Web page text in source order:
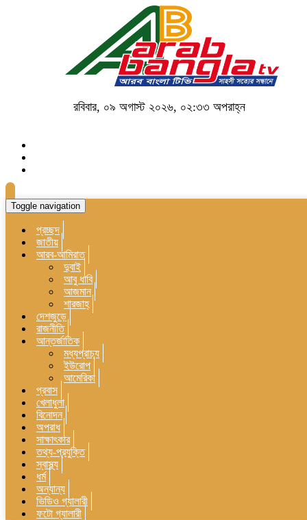
রবিবার, ০৯ অগাস্ট ২০২৬, ০২:৩৩ অপরাহ্ন
Toggle navigation
প্রচ্ছদ
জাতীয়
আরব-আমিরাত
দুবাই
আবু ধাবি
আজমান
শারজাহ্
দেশজুড়ে
রাজনীতি
আন্তর্জাতিক
মধ্যপ্রাচ্য
ইউরোপ
আমেরিকা
প্রবাস
খেলাধুলা
বিনোদন
অপরাধ
সাক্ষাৎকার
তথ্য-প্রযুক্তি
স্বাস্থ্য
ধর্ম
অন্যান্য
ভিডিও গ্যালারী
ফটো গ্যালারী